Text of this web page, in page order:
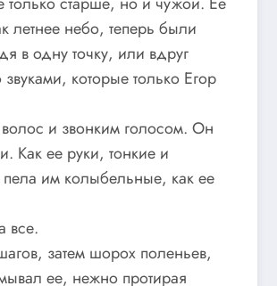
летнее небо, теперь были
в одну точку, или вдруг
которые только Егор
и звонким голосом. Он
Как ее руки, тонкие и
им колыбельные, как ее
все.
затем шорох поленьев,
ее, нежно протирая